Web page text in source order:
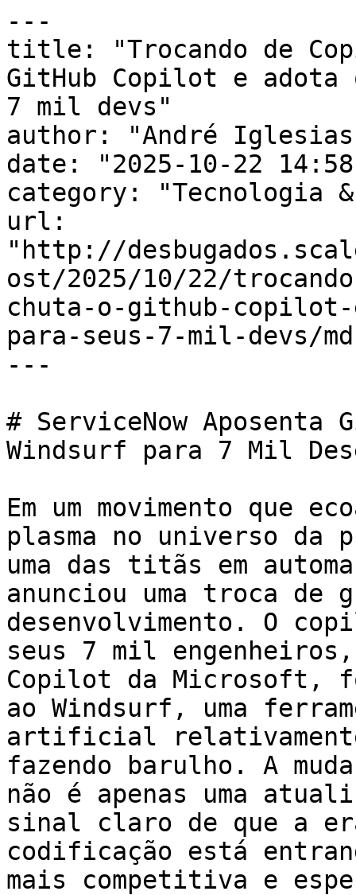
---
title: "Trocando de
GitHub Copilot e adota
7 mil devs"
author: "André
date: "2025-10-22
category: "Tecnologia
url:
"http://
ost/2025/10/22/
chuta-o-github-
para-seus-7-mil-devs/
---
# ServiceNow
Windsurf para 7 Mil
Em um movimento que
plasma no universo da
uma das titãs em
anunciou uma troca de
desenvolvimento. O
seus 7 mil
Copilot da Microsoft,
ao Windsurf, uma
artificial relativamente
fazendo barulho. A
não é apenas uma
sinal claro de que a
codificação está
mais competitiva e